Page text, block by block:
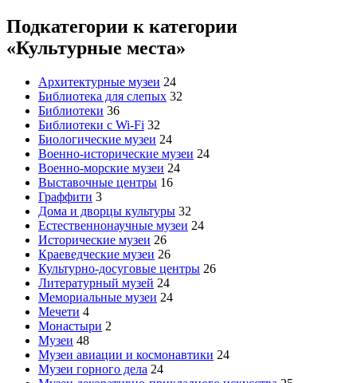
Подкатегории к категории
«Культурные места»
Архитектурные музеи 24
Библиотека для слепых 32
Библиотеки 36
Библиотеки с Wi-Fi 32
Биологические музеи 24
Военно-исторические музеи 24
Военно-морские музеи 24
Выставочные центры 16
Граффити 3
Дома и дворцы культуры 32
Естественнонаучные музеи 24
Исторические музеи 26
Краеведческие музеи 26
Культурно-досуговые центры 26
Литературный музей 24
Мемориальные музеи 24
Мечети 4
Монастыри 2
Музеи 48
Музеи авиации и космонавтики 24
Музеи горного дела 24